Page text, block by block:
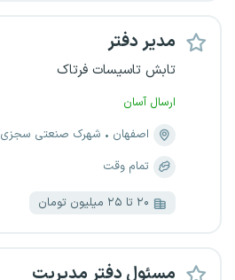
مدیر دفتر
تابش تاسیسات فرتاک
ارسال آسان
اصفهان
شهرک صنعتی سجزی
تمام وقت
۲۰ تا ۲۵ میلیون تومان
مسئول دفتر مدیریت